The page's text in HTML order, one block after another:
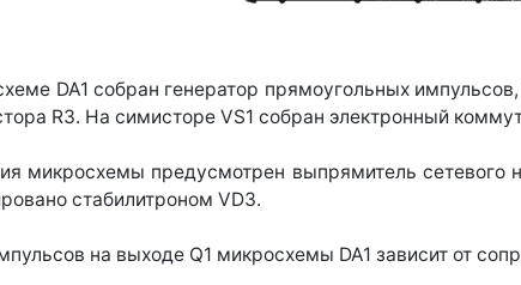
DA1 собран генератор прямоугольных
R3. На симисторе VS1 собран электронный
микросхемы предусмотрен выпрямитель
стабилитроном VD3.
на выходе Q1 микросхемы DA1 зависит от